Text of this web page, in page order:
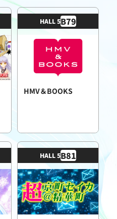
HALL 5B79
HMV＆BOOKS
HALL 5B81